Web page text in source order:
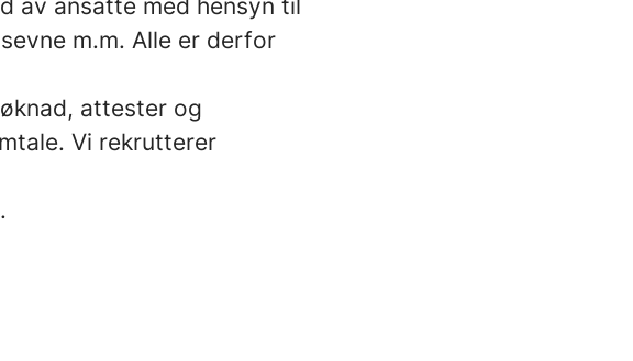
av ansatte med hensyn til
m.m. Alle er derfor
attester og
Vi rekrutterer